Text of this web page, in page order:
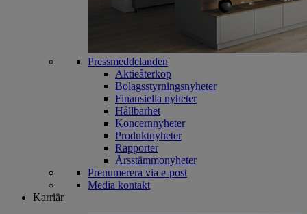
Pressmeddelanden
Aktieåterköp
Bolagsstyrningsnyheter
Finansiella nyheter
Hållbarhet
Koncernnyheter
Produktnyheter
Rapporter
Årsstämmonyheter
Prenumerera via e-post
Media kontakt
Karriär